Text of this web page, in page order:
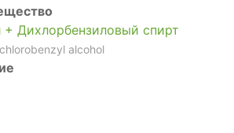
Дихлорбензиловый спирт
alcohol